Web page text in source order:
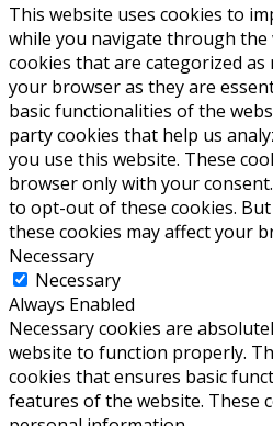
This website uses cookies to
while you navigate through the
cookies that are categorized as
your browser as they are
basic functionalities of the
party cookies that help us
you use this website. These
browser only with your
to opt-out of these cookies.
these cookies may affect your
Necessary
Necessary
Always Enabled
Necessary cookies are
website to function properly.
cookies that ensures basic
features of the website. These